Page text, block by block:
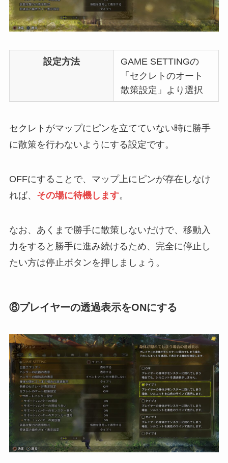
設定方法
GAME SETTINGの
「セクレトのオート
散策設定」より選択
セクレトがマップにピンを立てていない時に勝手
に散策を行わないようにする設定です。
OFFにすることで、マップ上にピンが存在しなけ
れば、 その場に待機します。
なお、あくまで勝手に散策しないだけで、移動入
力をすると勝手に進み続けるため、完全に停止し
たい方は停止ボタンを押しましょう。
⑧プレイヤーの透過表示をONにする